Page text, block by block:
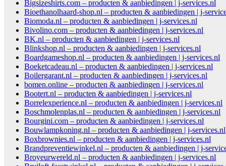
Bigsizeshirts.com – producten & aanbiedingen | j-services.nl
Bioethanolhaard-shop.nl – producten & aanbiedingen | j-
Biomoda.nl – producten & aanbiedingen | j-services.nl
Bivolino.com – producten & aanbiedingen | j-services.nl
BK.nl – producten & aanbiedingen | j-services.nl
Blinkshop.nl – producten & aanbiedingen | j-services.nl
Boardgameshop.nl – producten & aanbiedingen | j-services.nl
Boeketcadeau.nl – producten & aanbiedingen | j-services.nl
Boilergarant.nl – producten & aanbiedingen | j-services.nl
bomen.online – producten & aanbiedingen | j-services.nl
Bootert.nl – producten & aanbiedingen | j-services.nl
Borrelexperience.nl – producten & aanbiedingen | j-services.nl
Boschmolenplas.nl – producten & aanbiedingen | j-services.nl
Bourgini.com – producten & aanbiedingen | j-services.nl
Bouwlampkoning.nl – producten & aanbiedingen | j-services.nl
Boxbrownies.nl – producten & aanbiedingen | j-services.nl
Brandpreventiewinkel.nl – producten & aanbiedingen | j-
Broyeurwereld.nl – producten & aanbiedingen | j-services.nl